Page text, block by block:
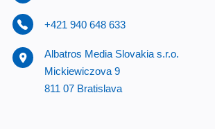
+421 940 648 633
Albatros Media Slovakia s.r.o.
Mickiewiczova 9
811 07 Bratislava